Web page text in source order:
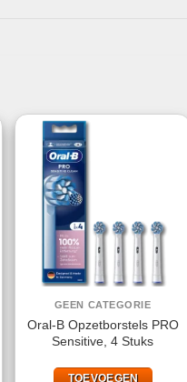
GEEN CATEGORIE
Oral-B Opzetborstels PRO
Sensitive, 4 Stuks
TOEVOEGEN